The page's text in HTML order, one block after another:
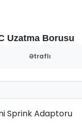
Uzatma Borusu
Ətraflı